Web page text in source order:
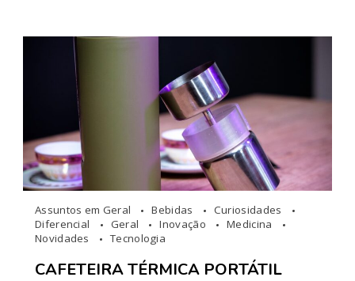
Assuntos em Geral Bebidas
Curiosidades
Diferencial
Geral Inovação
Medicina
Novidades
Tecnologia
CAFETEIRA TÉRMICA PORTÁTIL